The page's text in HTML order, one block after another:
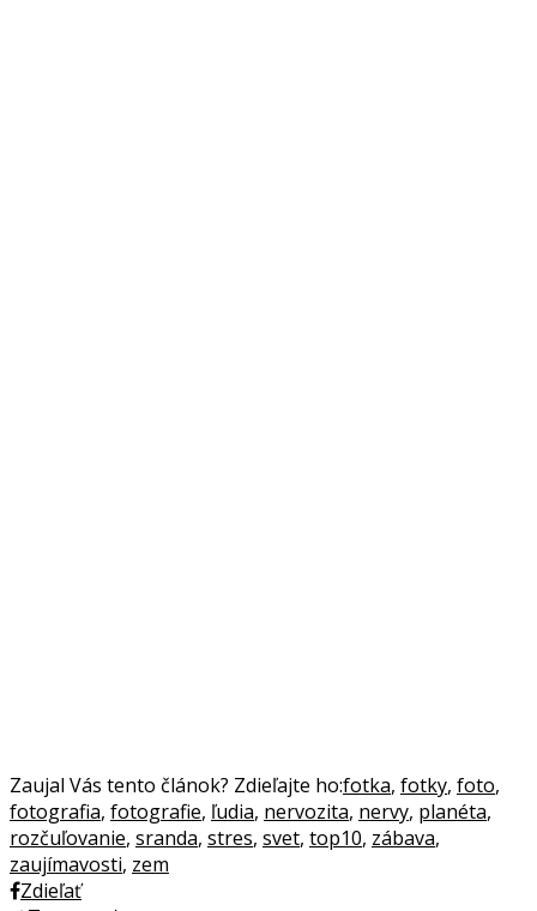
Zaujal Vás tento článok? Zdieľajte ho:fotka, fotky, foto,
fotografia, fotografie, ľudia, nervozita, nervy, planéta,
rozčuľovanie, sranda, stres, svet, top10, zábava,
zaujímavosti, zem
Zdieľať